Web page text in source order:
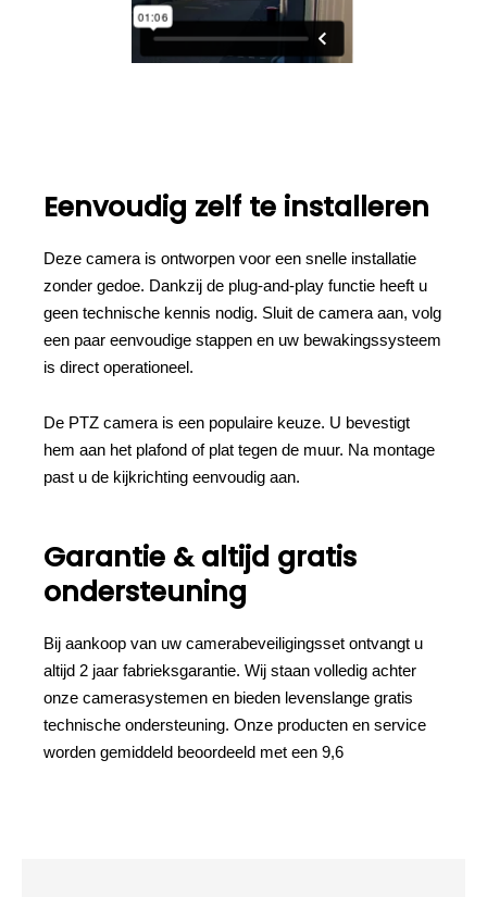
Eenvoudig zelf te installeren
Deze camera is ontworpen voor een snelle installatie
zonder gedoe. Dankzij de plug-and-play functie heeft u
geen technische kennis nodig. Sluit de camera aan, volg
een paar eenvoudige stappen en uw bewakingssysteem
is direct operationeel.
De PTZ camera is een populaire keuze. U bevestigt
hem aan het plafond of plat tegen de muur. Na montage
past u de kijkrichting eenvoudig aan.
Garantie & altijd gratis
ondersteuning
Bij aankoop van uw camerabeveiligingsset ontvangt u
altijd 2 jaar fabrieksgarantie. Wij staan volledig achter
onze camerasystemen en bieden levenslange gratis
technische ondersteuning. Onze producten en service
worden gemiddeld beoordeeld met een 9,6